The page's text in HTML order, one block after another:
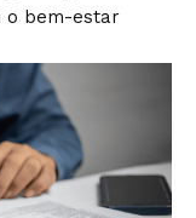
o bem-estar